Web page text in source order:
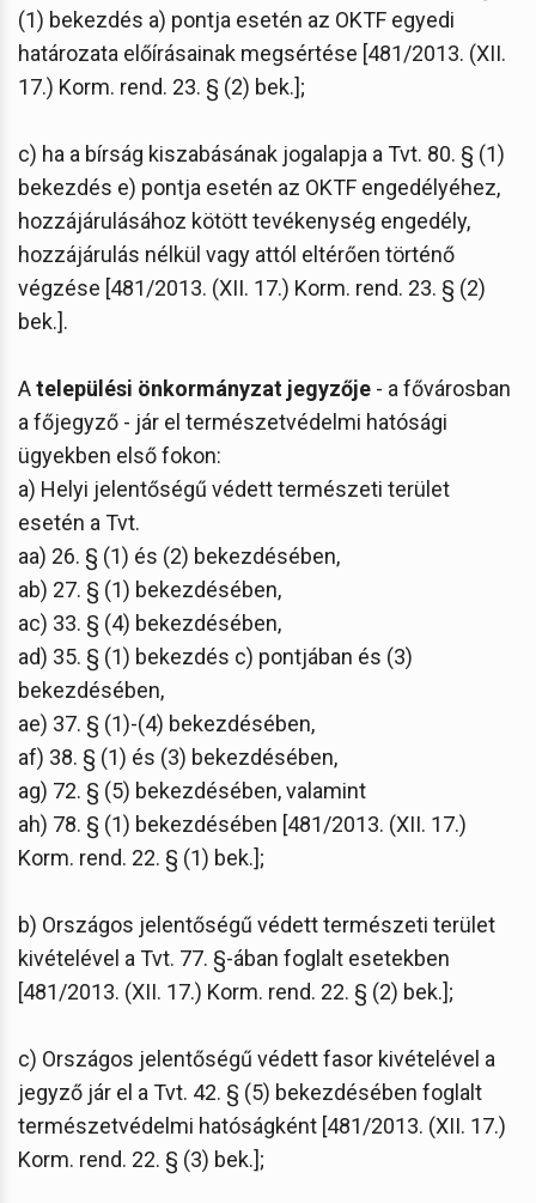
(1) bekezdés a) pontja esetén az OKTF egyedi
határozata előírásainak megsértése [481/2013. (XII.
17.) Korm. rend. 23. § (2) bek.];
c) ha a bírság kiszabásának jogalapja a Tvt. 80. § (1)
bekezdés e) pontja esetén az OKTF engedélyéhez,
hozzájárulásához kötött tevékenység engedély,
hozzájárulás nélkül vagy attól eltérően történő
végzése [481/2013. (XII. 17.) Korm. rend. 23. § (2)
bek.].
Atelepülési önkormányzat jegyzője - a fővárosban
a főjegyző - jár el természetvédelmi hatósági
ügyekben első fokon:
a) Helyi jelentőségű védett természeti terület
esetén a Tvt.
aa) 26. § (1) és (2) bekezdésében,
ab) 27. § (1) bekezdésében,
ac) 33. § (4) bekezdésében,
ad) 35. § (1) bekezdés c) pontjában és (3)
bekezdésében,
ae) 37. § (1)-(4) bekezdésében,
af) 38. § (1) és (3) bekezdésében,
ag) 72. § (5) bekezdésében, valamint
ah) 78. § (1) bekezdésében [481/2013. (XII. 17.)
Korm. rend. 22. § (1) bek.];
b) Országos jelentőségű védett természeti terület
kivételével a Tvt. 77. §-ában foglalt esetekben
[481/2013. (XII. 17.) Korm. rend. 22. § (2) bek.];
c) Országos jelentőségű védett fasor kivételével a
jegyző jár el a Tvt. 42. § (5) bekezdésében foglalt
természetvédelmi hatóságként [481/2013. (XII. 17.)
Korm. rend. 22. § (3) bek.];